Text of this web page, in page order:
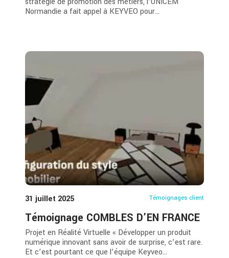
Normandie a fait appel à KEYVEO pour...
31 juillet 2025 Témoignages client
Témoignage COMBLES D’EN FRANCE
Projet en Réalité Virtuelle « Développer un produit
numérique innovant sans avoir de surprise, c’est rare.
Et c’est pourtant ce que l’équipe Keyveo...